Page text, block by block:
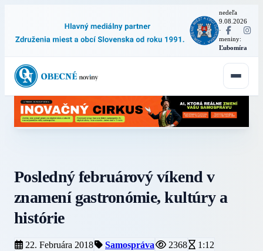
nedeľa
9.08.2026
·
meniny:
Ľubomíra
Posledný februárový víkend v
znamení gastronómie, kultúry a
histórie
22. Februára 2018 Samospráva 2368 1:12